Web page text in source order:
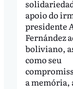
apoio do
presidente
Fernández
boliviano,
como seu
a memória,